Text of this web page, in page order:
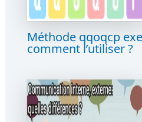
Méthode qqoqcp
comment l’utiliser ?